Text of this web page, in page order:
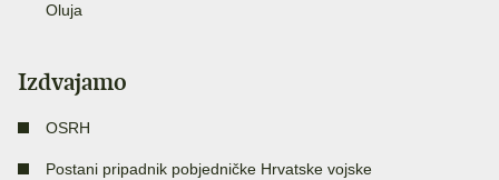
Oluja
Izdvajamo
OSRH
Postani pripadnik pobjedničke Hrvatske vojske